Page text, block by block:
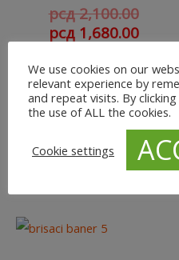
рсд2,100.00
рсд1,680.00
Rated
out
Set od dva komada (vozac i
suvozac), originalno kacenje i
odlicne performanse, duzina:
We use cookies on our
relevant experience by
and repeat visits. By
the use of ALL the cookies.
Cookie settings